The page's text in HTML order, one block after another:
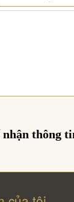
nhận thông